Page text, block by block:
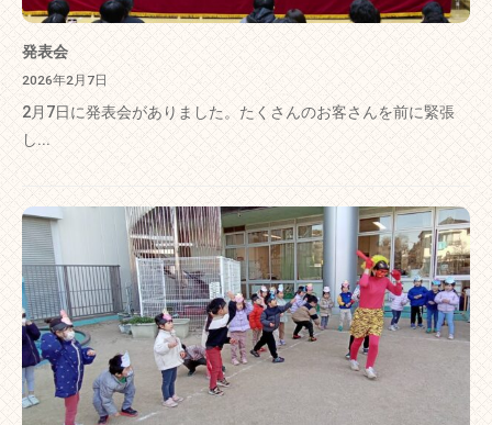
発表会
2026年2月7日
2月7日に発表会がありました。たくさんのお客さんを前に緊張
し...